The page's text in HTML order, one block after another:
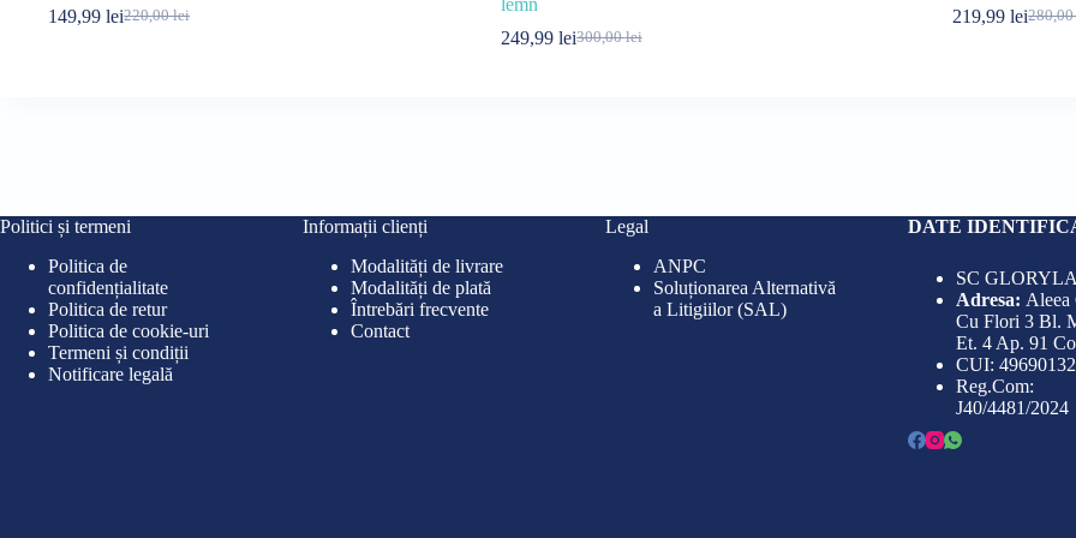
220,00lei
Prețul
149,99 leiPrețul
300,00lei
Prețul
249,99 leiPrețul
Prețul
219,99leiPrețul
Politici și termeni
Politica de
confidențialitate
Politica de retur
Politica de cookie-uri
Termeni și condiții
Notificare legală
Informații clienți
Modalități de livrare
Modalități de plată
Întrebări frecvente
Contact
Legal
ANPC
Soluționarea Alternativă
a Litigiilor (SAL)
DATE
SC
Adresa: Aleea
Cu Flori 3 Bl.
Et. 4 Ap. 91
CUI: 49690132
Reg.Com:
J40/4481/2024